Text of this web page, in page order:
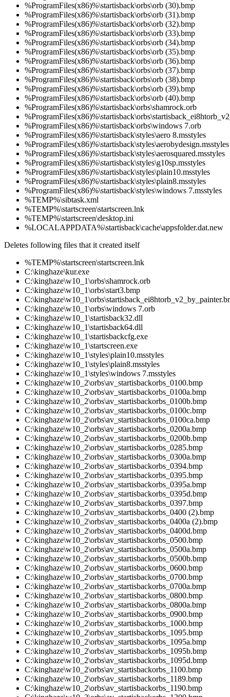
%ProgramFiles(x86)%\startisback\orbs\orb (30).bmp
%ProgramFiles(x86)%\startisback\orbs\orb (31).bmp
%ProgramFiles(x86)%\startisback\orbs\orb (32).bmp
%ProgramFiles(x86)%\startisback\orbs\orb (33).bmp
%ProgramFiles(x86)%\startisback\orbs\orb (34).bmp
%ProgramFiles(x86)%\startisback\orbs\orb (35).bmp
%ProgramFiles(x86)%\startisback\orbs\orb (36).bmp
%ProgramFiles(x86)%\startisback\orbs\orb (37).bmp
%ProgramFiles(x86)%\startisback\orbs\orb (38).bmp
%ProgramFiles(x86)%\startisback\orbs\orb (39).bmp
%ProgramFiles(x86)%\startisback\orbs\orb (40).bmp
%ProgramFiles(x86)%\startisback\orbs\shamrock.orb
%ProgramFiles(x86)%\startisback\orbs\windows 7.orb
%ProgramFiles(x86)%\startisback\styles\aero 8.msstyles
%ProgramFiles(x86)%\startisback\styles\aerobydesign.msstyles
%ProgramFiles(x86)%\startisback\styles\aerosquared.msstyles
%ProgramFiles(x86)%\startisback\styles\g10sp.msstyles
%ProgramFiles(x86)%\startisback\styles\plain10.msstyles
%ProgramFiles(x86)%\startisback\styles\plain8.msstyles
%ProgramFiles(x86)%\startisback\styles\windows 7.msstyles
%TEMP%\sibtask.xml
%TEMP%\startscreen\startscreen.lnk
%TEMP%\startscreen\desktop.ini
%LOCALAPPDATA%\startisback\cache\appsfolder.dat.new
Deletes following files that it created itself
%TEMP%\startscreen\startscreen.lnk
C:\kinghaze\kur.exe
C:\kinghaze\w10_1\orbs\shamrock.orb
C:\kinghaze\w10_1\orbs\start3.bmp
C:\kinghaze\w10_1\orbs\windows 7.orb
C:\kinghaze\w10_1\startisback32.dll
C:\kinghaze\w10_1\startisback64.dll
C:\kinghaze\w10_1\startisbackcfg.exe
C:\kinghaze\w10_1\startscreen.exe
C:\kinghaze\w10_1\styles\plain10.msstyles
C:\kinghaze\w10_1\styles\plain8.msstyles
C:\kinghaze\w10_1\styles\windows 7.msstyles
C:\kinghaze\w10_2\orbs\av_startisbackorbs_0100.bmp
C:\kinghaze\w10_2\orbs\av_startisbackorbs_0100a.bmp
C:\kinghaze\w10_2\orbs\av_startisbackorbs_0100b.bmp
C:\kinghaze\w10_2\orbs\av_startisbackorbs_0100c.bmp
C:\kinghaze\w10_2\orbs\av_startisbackorbs_0100ca.bmp
C:\kinghaze\w10_2\orbs\av_startisbackorbs_0200a.bmp
C:\kinghaze\w10_2\orbs\av_startisbackorbs_0200b.bmp
C:\kinghaze\w10_2\orbs\av_startisbackorbs_0285.bmp
C:\kinghaze\w10_2\orbs\av_startisbackorbs_0300a.bmp
C:\kinghaze\w10_2\orbs\av_startisbackorbs_0394.bmp
C:\kinghaze\w10_2\orbs\av_startisbackorbs_0395.bmp
C:\kinghaze\w10_2\orbs\av_startisbackorbs_0395a.bmp
C:\kinghaze\w10_2\orbs\av_startisbackorbs_0395d.bmp
C:\kinghaze\w10_2\orbs\av_startisbackorbs_0397.bmp
C:\kinghaze\w10_2\orbs\av_startisbackorbs_0400 (2).bmp
C:\kinghaze\w10_2\orbs\av_startisbackorbs_0400a (2).bmp
C:\kinghaze\w10_2\orbs\av_startisbackorbs_0400d.bmp
C:\kinghaze\w10_2\orbs\av_startisbackorbs_0500.bmp
C:\kinghaze\w10_2\orbs\av_startisbackorbs_0500a.bmp
C:\kinghaze\w10_2\orbs\av_startisbackorbs_0500b.bmp
C:\kinghaze\w10_2\orbs\av_startisbackorbs_0600.bmp
C:\kinghaze\w10_2\orbs\av_startisbackorbs_0700.bmp
C:\kinghaze\w10_2\orbs\av_startisbackorbs_0700a.bmp
C:\kinghaze\w10_2\orbs\av_startisbackorbs_0800.bmp
C:\kinghaze\w10_2\orbs\av_startisbackorbs_0800a.bmp
C:\kinghaze\w10_2\orbs\av_startisbackorbs_0900.bmp
C:\kinghaze\w10_2\orbs\av_startisbackorbs_1000.bmp
C:\kinghaze\w10_2\orbs\av_startisbackorbs_1095.bmp
C:\kinghaze\w10_2\orbs\av_startisbackorbs_1095a.bmp
C:\kinghaze\w10_2\orbs\av_startisbackorbs_1095b.bmp
C:\kinghaze\w10_2\orbs\av_startisbackorbs_1095d.bmp
C:\kinghaze\w10_2\orbs\av_startisbackorbs_1100.bmp
C:\kinghaze\w10_2\orbs\av_startisbackorbs_1189.bmp
C:\kinghaze\w10_2\orbs\av_startisbackorbs_1190.bmp